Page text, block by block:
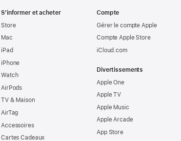
S’informer et acheter
Store
Mac
iPad
iPhone
Watch
AirPods
TV & Maison
AirTag
Accessoires
Cartes Cadeaux
Compte
Gérer le compte Apple
Compte Apple Store
iCloud.com
Divertissements
Apple One
Apple TV
Apple Music
Apple Arcade
App Store